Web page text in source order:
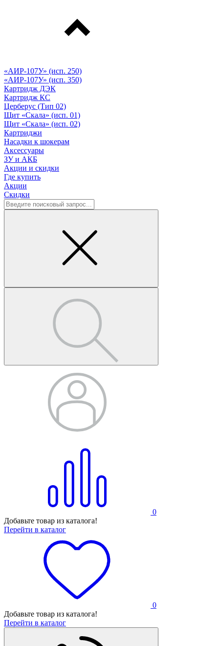
«АИР-107У» (исп. 250)
«АИР-107У» (исп. 350)
Картридж ДЭК
Картридж КС
Церберус (Тип 02)
Щит «Скала» (исп. 01)
Щит «Скала» (исп. 02)
Картриджи
Насадки к шокерам
Аксессуары
ЗУ и АКБ
Акции и скидки
Где купить
Акции
Скидки
0
Добавьте товар из каталога!
Перейти в каталог
0
Добавьте товар из каталога!
Перейти в каталог